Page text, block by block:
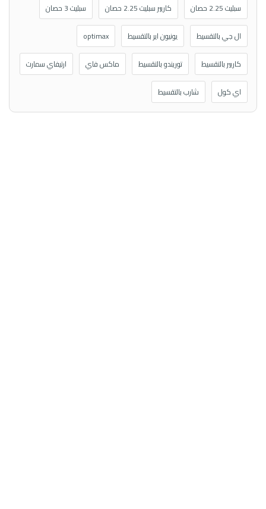
سبليت 2.25 حصان كاريير سبليت 2.25 حصان سبليت 3 حصان
ال جي بالتقسيط يونيون اير بالتقسيط optimax
كاريير بالتقسيط توريندو بالتقسيط ماكس فاي ارتيفاي سمارت
اي كول شارب بالتقسيط